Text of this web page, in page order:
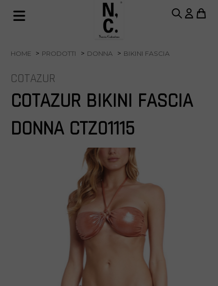
HOME PRODOTTI DONNA BIKINI FASCIA
COTAZUR
COTAZUR BIKINI FASCIA
DONNA CTZ01115